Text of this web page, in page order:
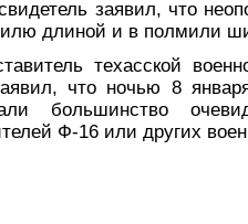
заявил, что
длиной и в полмили
техасской
что ночью 8
большинство
Ф-16 или других